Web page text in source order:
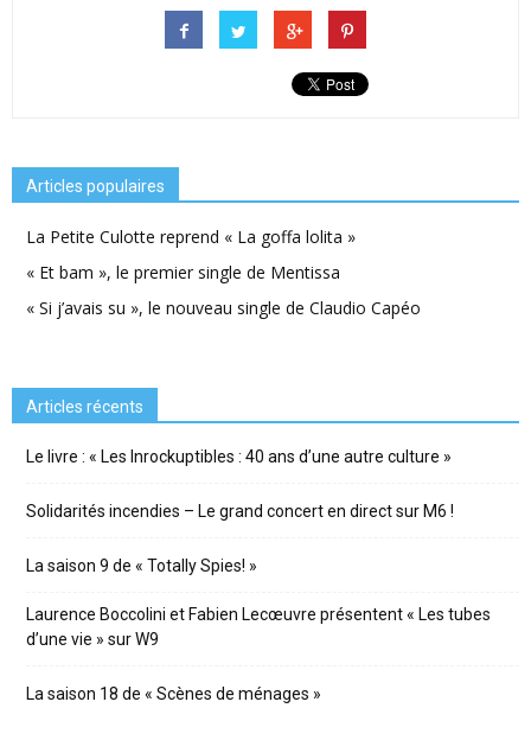
Articles populaires
La Petite Culotte reprend « La goffa lolita »
« Et bam », le premier single de Mentissa
« Si j’avais su », le nouveau single de Claudio Capéo
Articles récents
Le livre : « Les Inrockuptibles : 40 ans d’une autre culture »
Solidarités incendies – Le grand concert en direct sur M6 !
La saison 9 de « Totally Spies! »
Laurence Boccolini et Fabien Lecœuvre présentent « Les tubes
d’une vie » sur W9
La saison 18 de « Scènes de ménages »